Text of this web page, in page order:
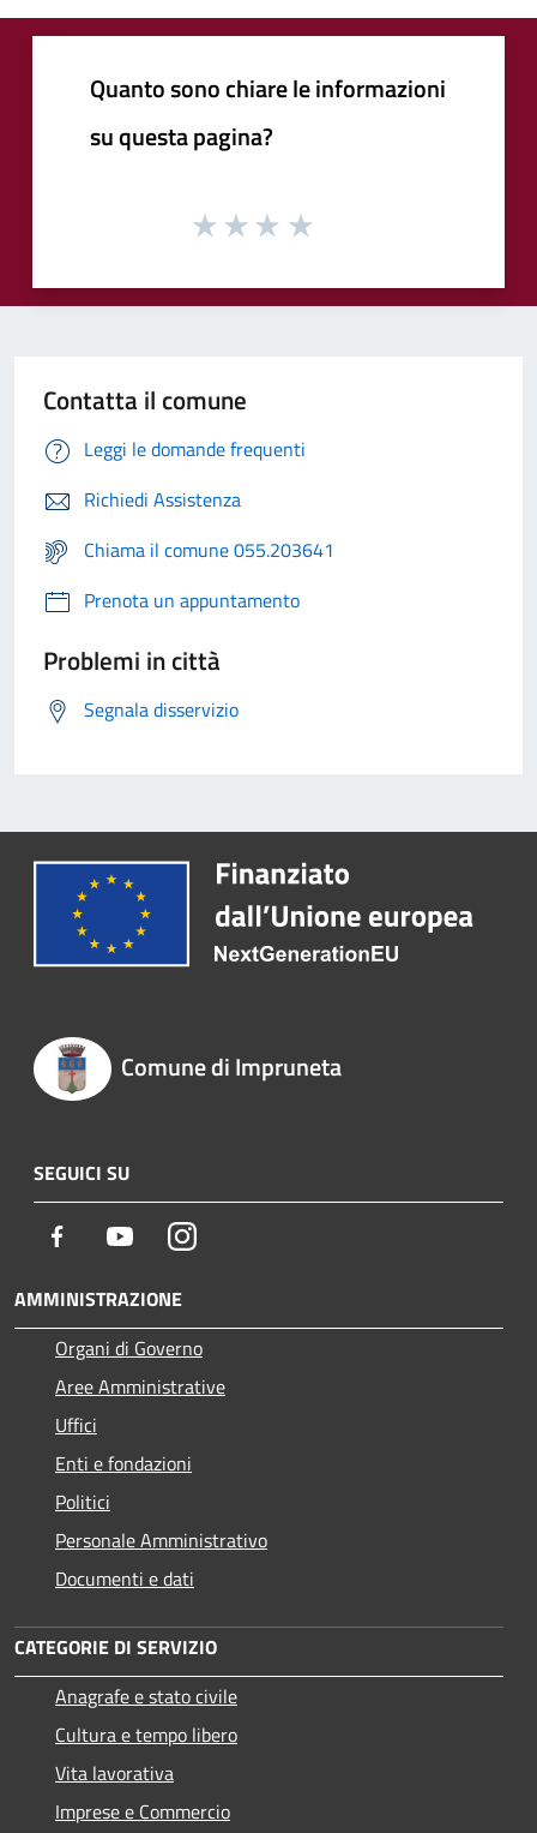
Quanto sono chiare le informazioni
su questa pagina?
Contatta il comune
Leggi le domande frequenti
Richiedi Assistenza
Chiama il comune 055.203641
Prenota un appuntamento
Problemi in città
Segnala disservizio
Comune di Impruneta
SEGUICI SU
Facebook YoutubeInstagram
AMMINISTRAZIONE
Organi di Governo
Aree Amministrative
Uffici
Enti e fondazioni
Politici
Personale Amministrativo
Documenti e dati
CATEGORIE DI SERVIZIO
Anagrafe e stato civile
Cultura e tempo libero
Vita lavorativa
Imprese e Commercio